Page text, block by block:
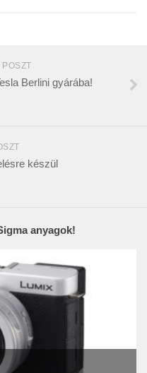
POSZT
Berlini gyárába!
készül
anyagok!